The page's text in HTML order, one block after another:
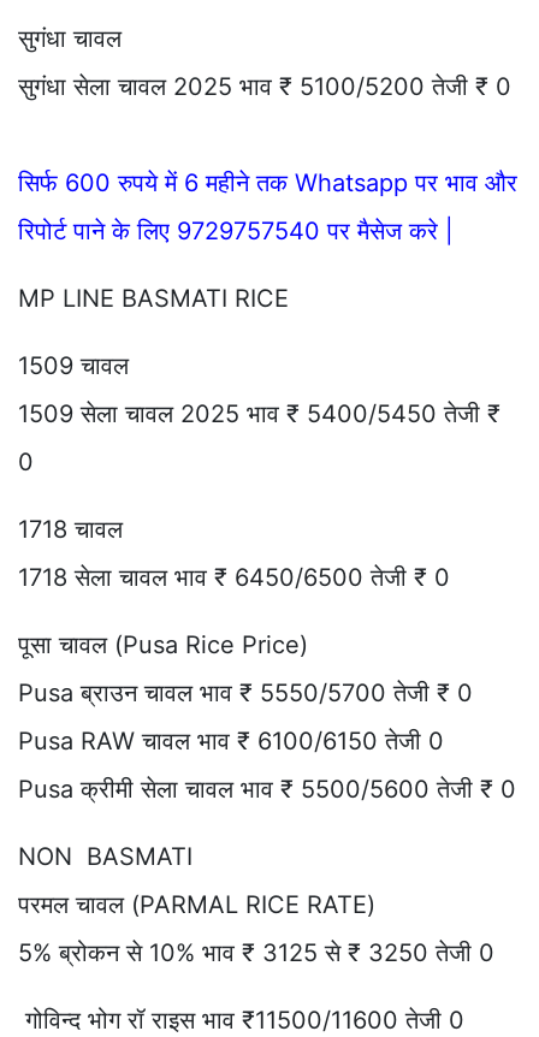
सुगंधा चावल
सुगंधा सेला चावल 2025 भाव ₹ 5100/5200 तेजी ₹ 0
सिर्फ 600 रुपये में 6 महीने तक Whatsapp पर भाव और
रिपोर्ट पाने के लिए 9729757540 पर मैसेज करे |
MP LINE BASMATI RICE
1509 चावल
1509 सेला चावल 2025 भाव ₹ 5400/5450 तेजी ₹
0
1718 चावल
1718 सेला चावल भाव ₹ 6450/6500 तेजी ₹ 0
पूसा चावल (Pusa Rice Price)
Pusa ब्राउन चावल भाव ₹ 5550/5700 तेजी ₹ 0
Pusa RAW चावल भाव ₹ 6100/6150 तेजी 0
Pusa क्रीमी सेला चावल भाव ₹ 5500/5600 तेजी ₹ 0
NON BASMATI
परमल चावल (PARMAL RICE RATE)
5% ब्रोकन से 10% भाव ₹ 3125 से ₹ 3250 तेजी 0
गोविन्द भोग रॉ राइस भाव ₹11500/11600 तेजी 0